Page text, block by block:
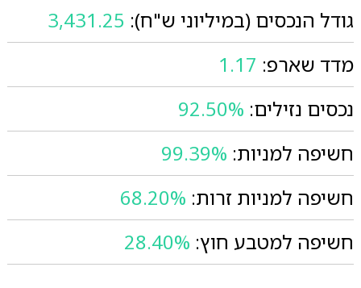
גודל הנכסים (במיליוני ש"ח): 3,431.25
מדד שארפ: 1.17
נכסים נזילים: 92.50%
חשיפה למניות: 99.39%
חשיפה למניות זרות: 68.20%
חשיפה למטבע חוץ: 28.40%